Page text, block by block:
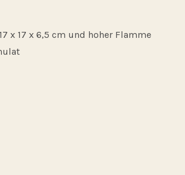
x 17 x 6,5 cm und hoher Flamme